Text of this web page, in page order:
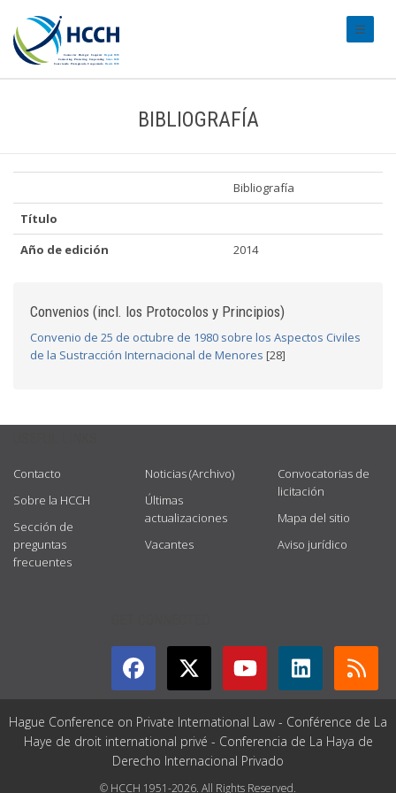
BIBLIOGRAFÍA
Bibliografía
Título
Año de edición
2014
Convenios (incl. los Protocolos y Principios)
Convenio de 25 de octubre de 1980 sobre los Aspectos Civiles
de la Sustracción Internacional de Menores [28]
Contacto
Sobre la HCCH
Sección de
preguntas
frecuentes
Noticias (Archivo)
Últimas
actualizaciones
Vacantes
Convocatorias de
licitación
Mapa del sitio
Aviso jurídico
Hague Conference on Private International Law - Conférence de La
Haye de droit international privé - Conferencia de La Haya de
Derecho Internacional Privado
© HCCH 1951-2026. All Rights Reserved.